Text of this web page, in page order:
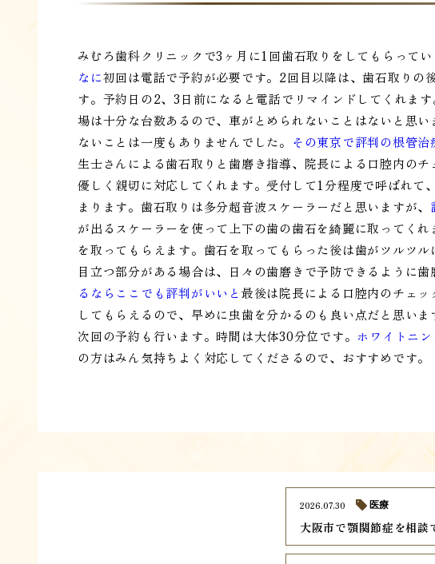
みむろ歯科クリニックで3ヶ月に1回歯石取りをしてもらってい
なに初回は電話で予約が必要です。2回目以降は、歯石取りの
す。予約日の2、3日前になると電話でリマインドしてくれま
場は十分な台数あるので、車がとめられないことはないと思
ないことは一度もありませんでした。 その東京で評判の根管治
生士さんによる歯石取りと歯磨き指導、院長による口腔内の
優しく親切に対応してくれます。受付して1分程度で呼ばれて
まります。歯石取りは多分超音波スケーラーだと思いますが、
が出るスケーラーを使って上下の歯の歯石を綺麗に取ってく
を取ってもらえます。歯石を取ってもらった後は歯がツルツ
目立つ部分がある場合は、日々の歯磨きで予防できるように歯
るならここでも評判がいいと 最後は院長による口腔内のチェ
してもらえるので、早めに虫歯を分かるのも良い点だと思い
次回の予約も行います。時間は大体30分位です。 ホワイトニ
の方はみん気持ちよく対応してくださるので、おすすめです。
大阪市で顎関節症を相談
2026.07.30 医療